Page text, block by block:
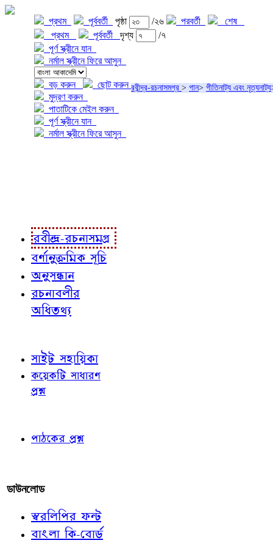
প্রথম পূর্ববর্তী পৃষ্ঠা /২৬ পরবর্তী
শেষ
প্রথম
পূর্ববর্তী দৃশ্য
/৭
পূর্ণ স্ক্রীনে যান
নর্মাল স্ক্রীনে ফিরে আসুন
বড় করুন
ছোট করুন
মুদ্রণ করুন
পাতাটিকে মেইল করুন
পূর্ণ স্ক্রীনে যান
নর্মাল স্ক্রীনে ফিরে আসুন
রবীন্দ্র-রচনাসমগ্র > গান> গীতিনাট্য এবং নৃত্যনাট্য
রবীন্দ্র-রচনাসমগ্র
বর্ণানুক্রমিক সূচি
অনুসন্ধান
রচনাবলীর
অধিতথ্য
সাইট সহায়িকা
কয়েকটি সাধারণ
প্রশ্ন
পাঠকের প্রশ্ন
ডাউনলোড
স্বরলিপির ফন্ট
বাংলা কি-বোর্ড